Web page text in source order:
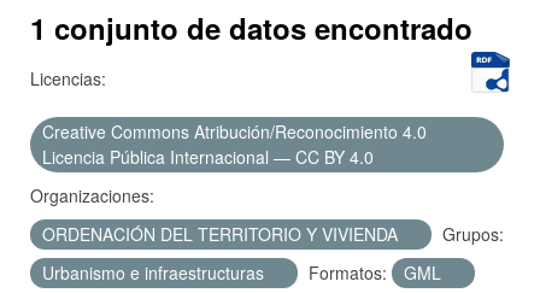
Acerca de
1 conjunto de datos encontrado
Licencias:
Creative Commons Atribución/Reconocimiento 4.0
Licencia Pública Internacional — CC BY 4.0
Organizaciones:
ORDENACIÓN DEL TERRITORIO Y VIVIENDA
Grupos:
Urbanismo e infraestructuras
Formatos:
GML